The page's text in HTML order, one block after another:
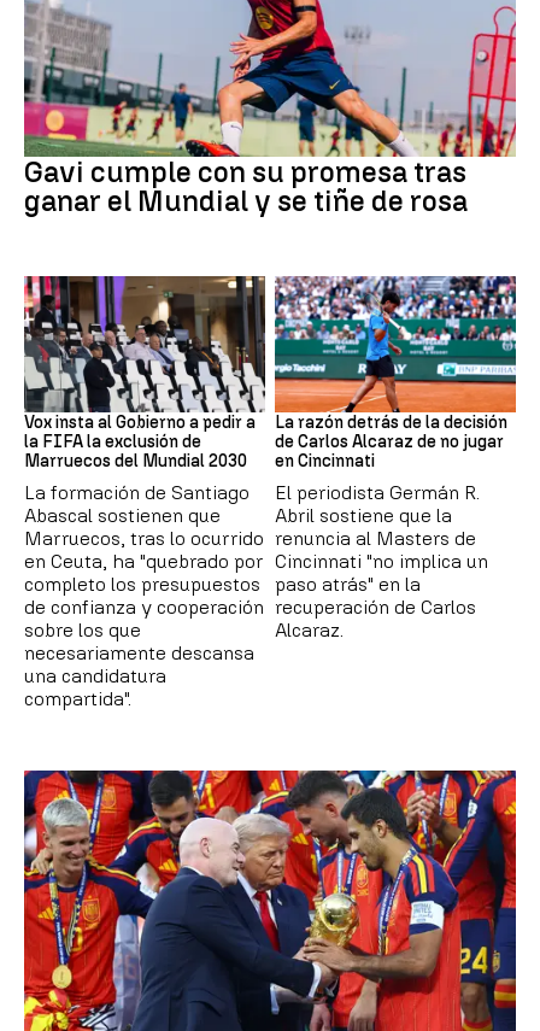
Fútbol
Gavi cumple con su promesa tras
ganar el Mundial y se tiñe de rosa
Mundial 2030
Vox insta al Gobierno a pedir a
la FIFA la exclusión de
Marruecos del Mundial 2030
La formación de Santiago
Abascal sostienen que
Marruecos, tras lo ocurrido
en Ceuta, ha "quebrado por
completo los presupuestos
de confianza y cooperación
sobre los que
necesariamente descansa
una candidatura
compartida".
Tenis
La razón detrás de la decisión
de Carlos Alcaraz de no jugar
en Cincinnati
El periodista Germán R.
Abril sostiene que la
renuncia al Masters de
Cincinnati "no implica un
paso atrás" en la
recuperación de Carlos
Alcaraz.